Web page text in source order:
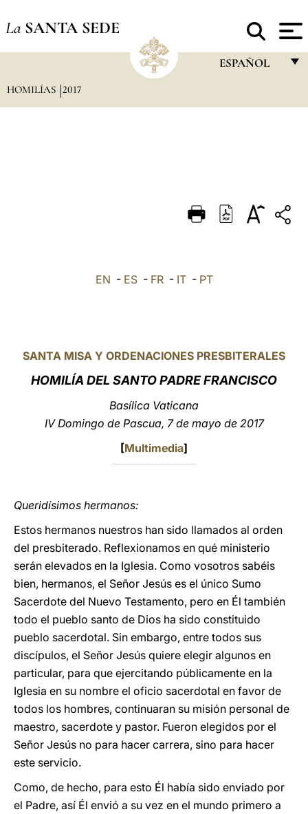
La SANTA SEDE
ESPAÑOL
DEUTSCH
HOMILÍAS 2017
EN - ES- FR- IT- PT
SANTA MISA Y ORDENACIONES PRESBITERALES
HOMILÍA DEL SANTO PADRE FRANCISCO
Basílica Vaticana
IV Domingo de Pascua, 7 de mayo de 2017
[Multimedia]
Queridísimos hermanos:
Estos hermanos nuestros han sido llamados al orden
del presbiterado. Reflexionamos en qué ministerio
serán elevados en la Iglesia. Como vosotros sabéis
bien, hermanos, el Señor Jesús es el único Sumo
Sacerdote del Nuevo Testamento, pero en Él también
todo el pueblo santo de Dios ha sido constituido
pueblo sacerdotal. Sin embargo, entre todos sus
discípulos, el Señor Jesús quiere elegir algunos en
particular, para que ejercitando públicamente en la
Iglesia en su nombre el oficio sacerdotal en favor de
todos los hombres, continuaran su misión personal de
maestro, sacerdote y pastor. Fueron elegidos por el
Señor Jesús no para hacer carrera, sino para hacer
este servicio.
Como, de hecho, para esto Él había sido enviado por
el Padre, así Él envió a su vez en el mundo primero a